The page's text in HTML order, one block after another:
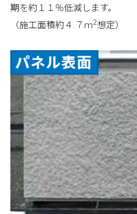
期を約１１％低減します。
（施工面積約４.７ｍ2想定）